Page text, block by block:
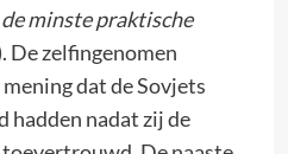
minste praktische
De zelfingenomen
dat de Sovjets
hadden nadat zij de